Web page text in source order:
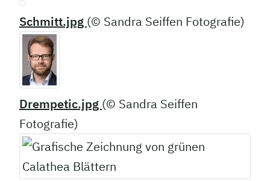
Schmitt.jpg (© Sandra Seiffen Fotografie)
Drempetic.jpg (© Sandra Seiffen
Fotografie)